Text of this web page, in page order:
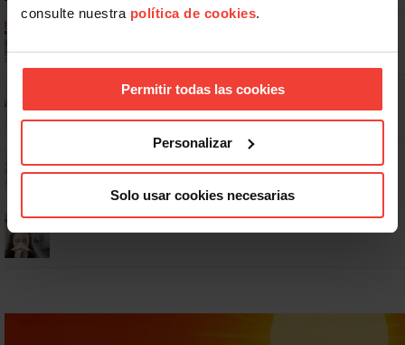
consulte nuestra política de cookies.
Permitir todas las cookies
Personalizar
Solo usar cookies necesarias
No: si un festivo cae en sábado, no tienen por qué darte un día
¿Puedo viajar estando de baja?